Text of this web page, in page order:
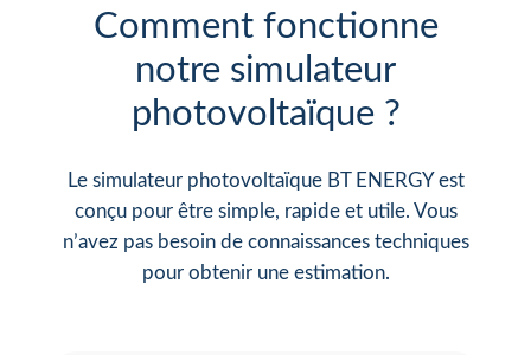
Comment fonctionne
notre simulateur
photovoltaïque ?
Le simulateur photovoltaïque BT ENERGY est
conçu pour être simple, rapide et utile. Vous
n’avez pas besoin de connaissances techniques
pour obtenir une estimation.